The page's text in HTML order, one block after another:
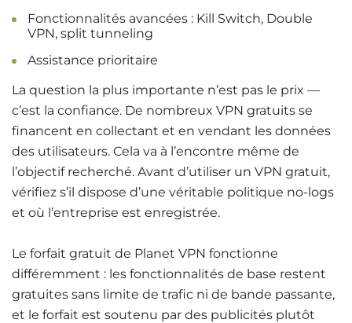
Fonctionnalités avancées : Kill Switch, Double
VPN, split tunneling
Assistance prioritaire
La question la plus importante n’est pas le prix —
c’est la confiance. De nombreux VPN gratuits se
financent en collectant et en vendant les données
des utilisateurs. Cela va à l’encontre même de
l’objectif recherché. Avant d’utiliser un VPN gratuit,
vérifiez s’il dispose d’une véritable politique no-logs
et où l’entreprise est enregistrée.
Le forfait gratuit de Planet VPN fonctionne
différemment : les fonctionnalités de base restent
gratuites sans limite de trafic ni de bande passante,
et le forfait est soutenu par des publicités plutôt